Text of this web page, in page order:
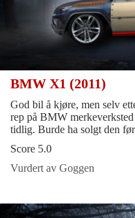
BMW X1 (2011)
God bil å kjøre, men selv
rep på BMW
tidlig. Burde ha solgt den
Score 5.0
Vurdert av Goggen